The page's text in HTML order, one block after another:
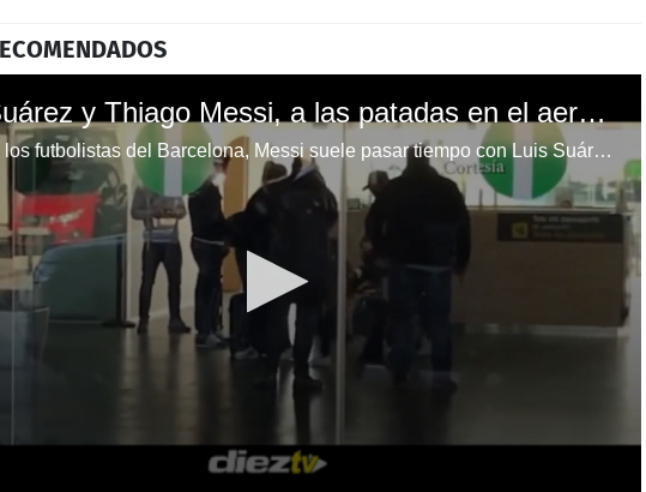
Luis Suárez y Thiago Messi, a las patadas en el aeropuerto
De todos los futbolistas del Barcelona, Messi suele pasar tiempo con Luis Suárez. Las últimas escenas entre el uruguayo y Thiago denotan la buena relación.